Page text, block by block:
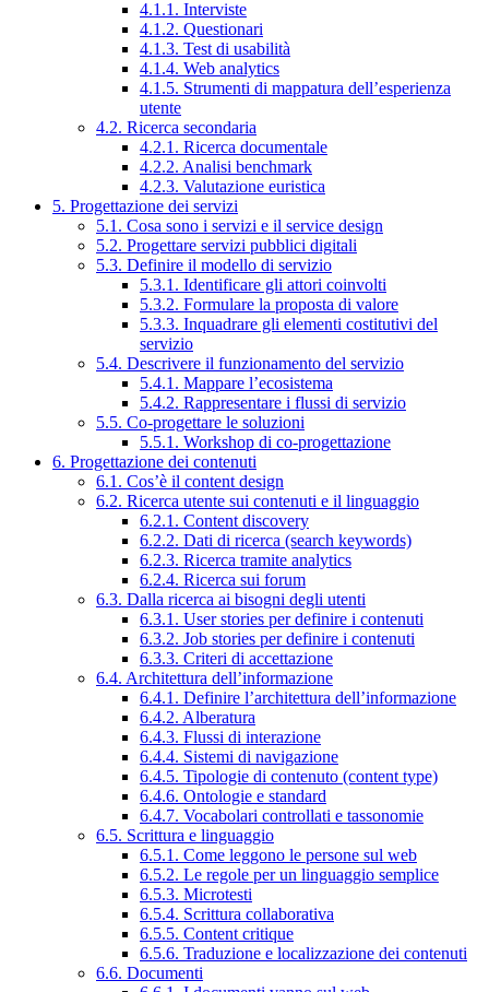
4.1.1. Interviste
4.1.2. Questionari
4.1.3. Test di usabilità
4.1.4. Web analytics
4.1.5. Strumenti di mappatura dell’esperienza
utente
4.2. Ricerca secondaria
4.2.1. Ricerca documentale
4.2.2. Analisi benchmark
4.2.3. Valutazione euristica
5. Progettazione dei servizi
5.1. Cosa sono i servizi e il service design
5.2. Progettare servizi pubblici digitali
5.3. Definire il modello di servizio
5.3.1. Identificare gli attori coinvolti
5.3.2. Formulare la proposta di valore
5.3.3. Inquadrare gli elementi costitutivi del
servizio
5.4. Descrivere il funzionamento del servizio
5.4.1. Mappare l’ecosistema
5.4.2. Rappresentare i flussi di servizio
5.5. Co-progettare le soluzioni
5.5.1. Workshop di co-progettazione
6. Progettazione dei contenuti
6.1. Cos’è il content design
6.2. Ricerca utente sui contenuti e il linguaggio
6.2.1. Content discovery
6.2.2. Dati di ricerca (search keywords)
6.2.3. Ricerca tramite analytics
6.2.4. Ricerca sui forum
6.3. Dalla ricerca ai bisogni degli utenti
6.3.1. User stories per definire i contenuti
6.3.2. Job stories per definire i contenuti
6.3.3. Criteri di accettazione
6.4. Architettura dell’informazione
6.4.1. Definire l’architettura dell’informazione
6.4.2. Alberatura
6.4.3. Flussi di interazione
6.4.4. Sistemi di navigazione
6.4.5. Tipologie di contenuto (content type)
6.4.6. Ontologie e standard
6.4.7. Vocabolari controllati e tassonomie
6.5. Scrittura e linguaggio
6.5.1. Come leggono le persone sul web
6.5.2. Le regole per un linguaggio semplice
6.5.3. Microtesti
6.5.4. Scrittura collaborativa
6.5.5. Content critique
6.5.6. Traduzione e localizzazione dei contenuti
6.6. Documenti